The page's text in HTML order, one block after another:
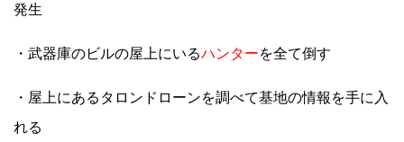
発生
・武器庫のビルの屋上にいるハンターを全て倒す
・屋上にあるタロンドローンを調べて基地の情報を手に入
れる